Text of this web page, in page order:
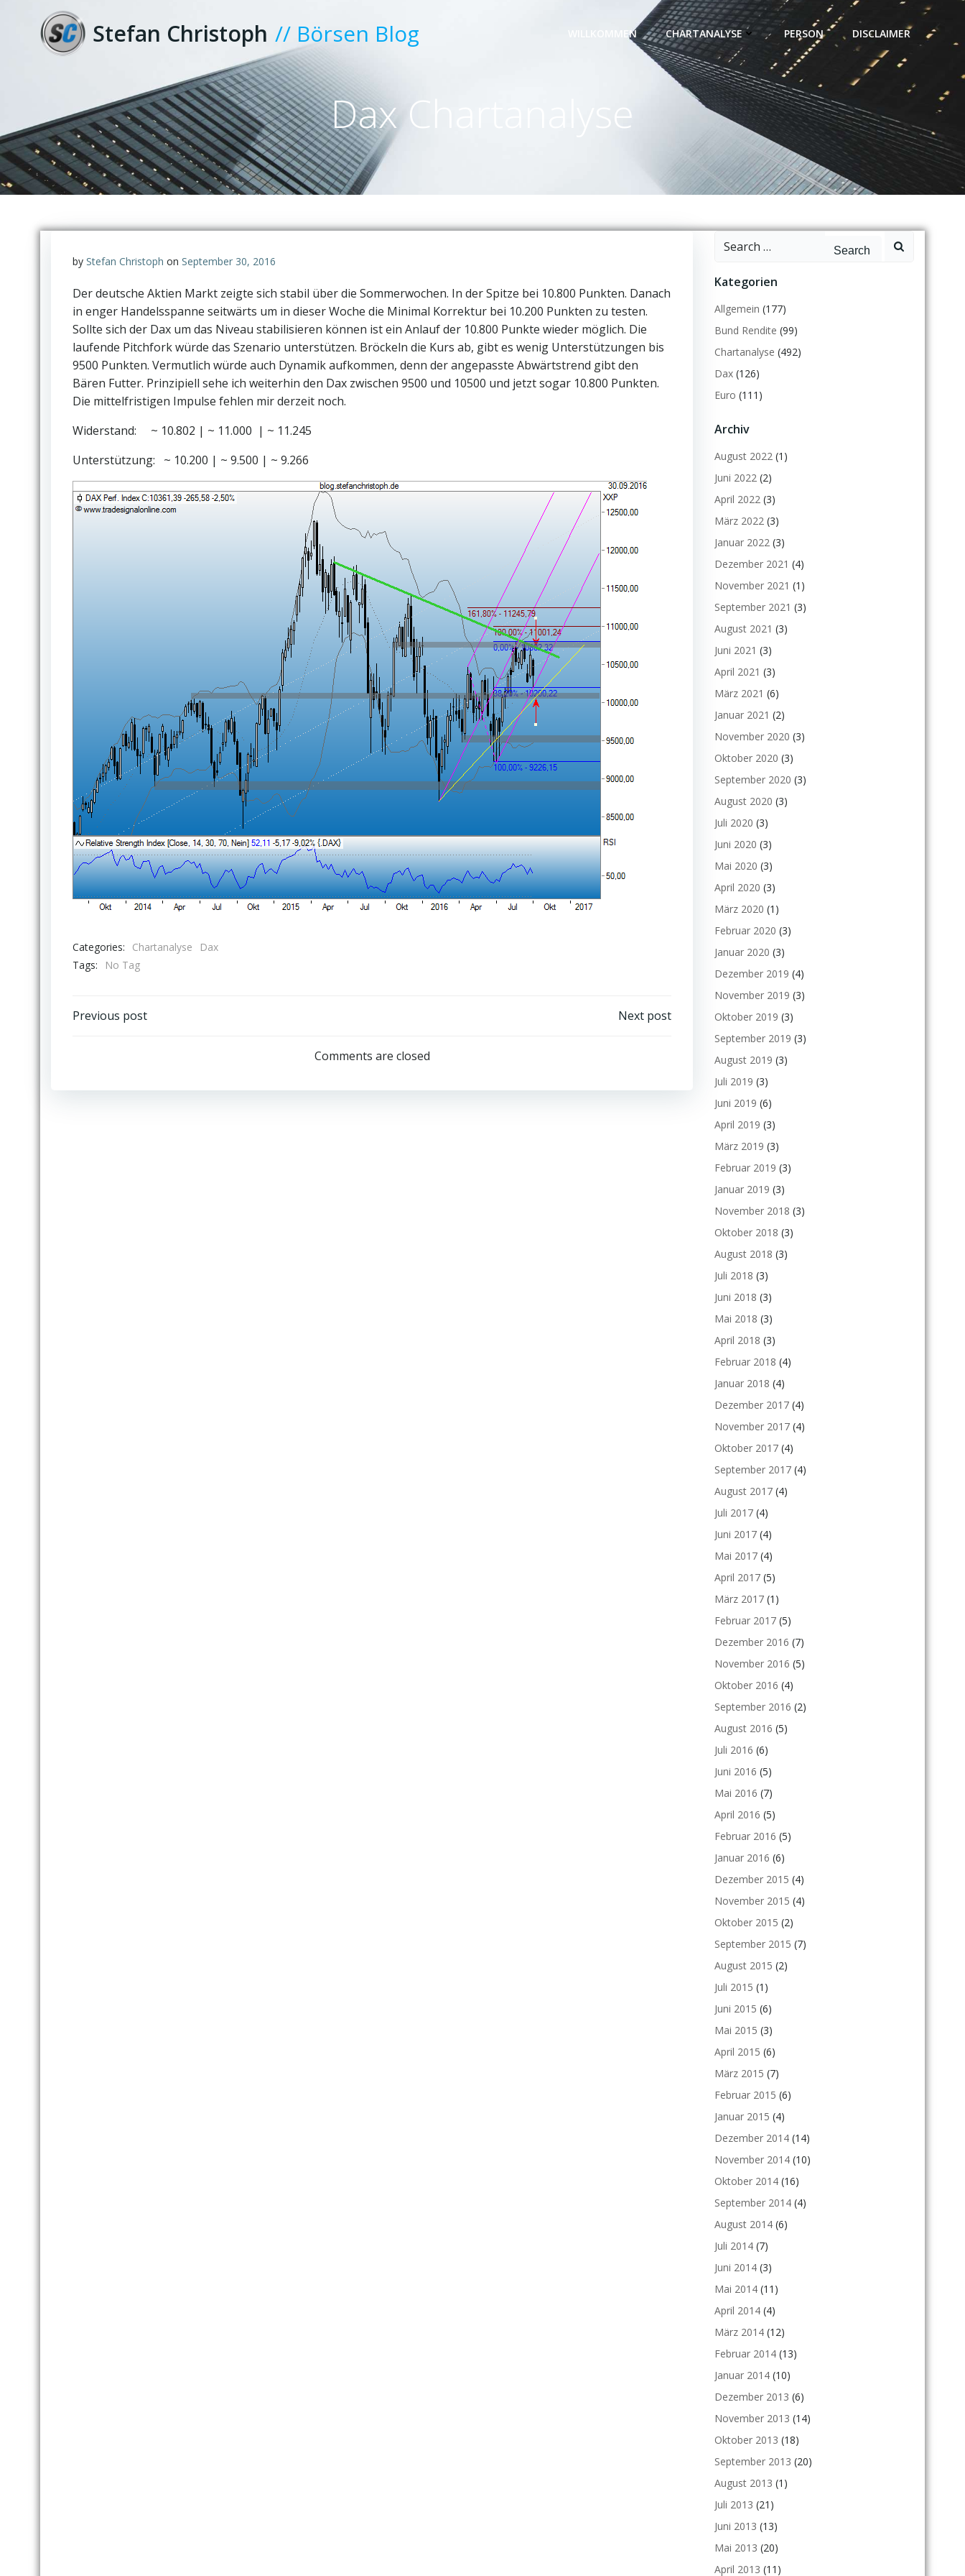
springen
Stefan Christoph // Börsen Blog WILLKOMMEN CHARTANALYSE PERSON DISCLAIMER
Dax Chartanalyse
by Stefan Christoph on September 30, 2016
Der deutsche Aktien Markt zeigte sich stabil über die Sommerwochen. In der Spitze bei 10.800 Punkten. Danach
in enger Handelsspanne seitwärts um in dieser Woche die Minimal Korrektur bei 10.200 Punkten zu testen.
Sollte sich der Dax um das Niveau stabilisieren können ist ein Anlauf der 10.800 Punkte wieder möglich. Die
laufende Pitchfork würde das Szenario unterstützen. Bröckeln die Kurs ab, gibt es wenig Unterstützungen bis
9500 Punkten. Vermutlich würde auch Dynamik aufkommen, denn der angepasste Abwärtstrend gibt den
Bären Futter. Prinzipiell sehe ich weiterhin den Dax zwischen 9500 und 10500 und jetzt sogar 10.800 Punkten.
Die mittelfristigen Impulse fehlen mir derzeit noch.
Widerstand: ~ 10.802 | ~ 11.000 | ~ 11.245
Unterstützung: ~ 10.200 | ~ 9.500 | ~ 9.266
Categories: Chartanalyse
Dax
Tags:
No Tag
Post
Previous post
navigation
Next post
Comments are closed
Search
Kategorien
Allgemein (177)
Bund Rendite (99)
Chartanalyse (492)
Dax (126)
Euro (111)
Archiv
August 2022 (1)
Juni 2022 (2)
April 2022 (3)
März 2022 (3)
Januar 2022 (3)
Dezember 2021 (4)
November 2021 (1)
September 2021 (3)
August 2021 (3)
Juni 2021 (3)
April 2021 (3)
März 2021 (6)
Januar 2021 (2)
November 2020 (3)
Oktober 2020 (3)
September 2020 (3)
August 2020 (3)
Juli 2020 (3)
Juni 2020 (3)
Mai 2020 (3)
April 2020 (3)
März 2020 (1)
Februar 2020 (3)
Januar 2020 (3)
Dezember 2019 (4)
November 2019 (3)
Oktober 2019 (3)
September 2019 (3)
August 2019 (3)
Juli 2019 (3)
Juni 2019 (6)
April 2019 (3)
März 2019 (3)
Februar 2019 (3)
Januar 2019 (3)
November 2018 (3)
Oktober 2018 (3)
August 2018 (3)
Juli 2018 (3)
Juni 2018 (3)
Mai 2018 (3)
April 2018 (3)
Februar 2018 (4)
Januar 2018 (4)
Dezember 2017 (4)
November 2017 (4)
Oktober 2017 (4)
September 2017 (4)
August 2017 (4)
Juli 2017 (4)
Juni 2017 (4)
Mai 2017 (4)
April 2017 (5)
März 2017 (1)
Februar 2017 (5)
Dezember 2016 (7)
November 2016 (5)
Oktober 2016 (4)
September 2016 (2)
August 2016 (5)
Juli 2016 (6)
Juni 2016 (5)
Mai 2016 (7)
April 2016 (5)
Februar 2016 (5)
Januar 2016 (6)
Dezember 2015 (4)
November 2015 (4)
Oktober 2015 (2)
September 2015 (7)
August 2015 (2)
Juli 2015 (1)
Juni 2015 (6)
Mai 2015 (3)
April 2015 (6)
März 2015 (7)
Februar 2015 (6)
Januar 2015 (4)
Dezember 2014 (14)
November 2014 (10)
Oktober 2014 (16)
September 2014 (4)
August 2014 (6)
Juli 2014 (7)
Juni 2014 (3)
Mai 2014 (11)
April 2014 (4)
März 2014 (12)
Februar 2014 (13)
Januar 2014 (10)
Dezember 2013 (6)
November 2013 (14)
Oktober 2013 (18)
September 2013 (20)
August 2013 (1)
Juli 2013 (21)
Juni 2013 (13)
Mai 2013 (20)
April 2013 (11)